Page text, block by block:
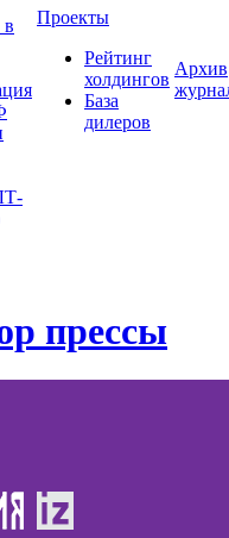
Проекты
Рейтинг
холдингов
База
дилеров
Архив
прессы